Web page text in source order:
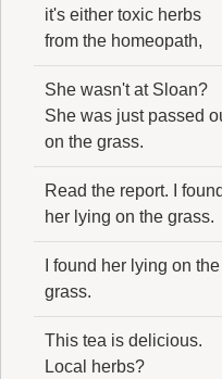
it's either toxic herbs
from the homeopath,
She wasn't at Sloan?
She was just passed
on the grass.
Read the report. I found
her lying on the grass.
I found her lying on the
grass.
This tea is delicious.
Local herbs?